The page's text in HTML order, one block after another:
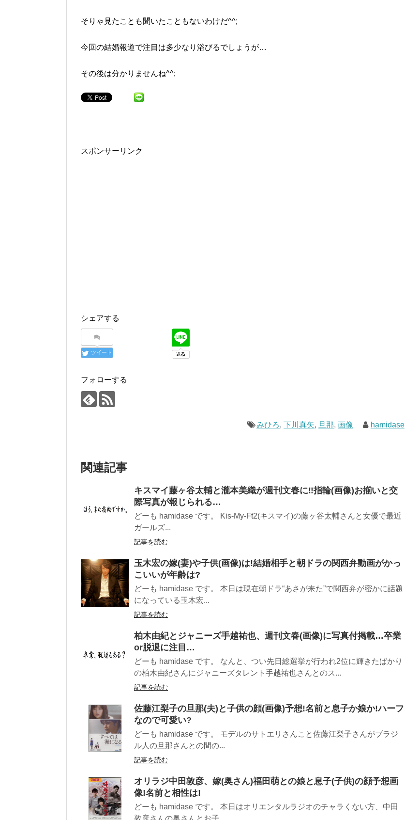
そりゃ見たことも聞いたこともないわけだ^^;
今回の結婚報道で注目は多少なり浴びるでしょうが…
その後は分かりませんね^^;
スポンサーリンク
シェアする
ツイート
フォローする
みひろ,下川真矢, 旦那,画像 hamidase
関連記事
キスマイ藤ヶ谷太輔と瀧本美織が週刊文春に‼︎指輪(画像)お揃いと交
際写真が報じられる…
どーも hamidase です。 Kis-My-Ft2(キスマイ)の藤ヶ谷太輔さんと女優で最近
ガールズ...
記事を読む
玉木宏の嫁(妻)や子供(画像)は!結婚相手と朝ドラの関西弁動画がかっ
こいいが年齢は?
どーも hamidase です。 本日は現在朝ドラ“あさが来た”で関西弁が密かに話題
になっている玉木宏...
記事を読む
柏木由紀とジャニーズ手越祐也、週刊文春(画像)に写真付掲載…卒業
or脱退に注目…
どーも hamidase です。 なんと、つい先日総選挙が行われ2位に輝きたばかり
の柏木由紀さんにジャニーズタレント手越祐也さんとのス...
記事を読む
佐藤江梨子の旦那(夫)と子供の顔(画像)予想!名前と息子か娘か!ハーフ
なので可愛い?
どーも hamidase です。 モデルのサトエリさんこと佐藤江梨子さんがブラジ
ル人の旦那さんとの間の...
記事を読む
オリラジ中田敦彦、嫁(奥さん)福田萌との娘と息子(子供)の顔予想画
像!名前と相性は!
どーも hamidase です。 本日はオリエンタルラジオのチャラくない方、中田